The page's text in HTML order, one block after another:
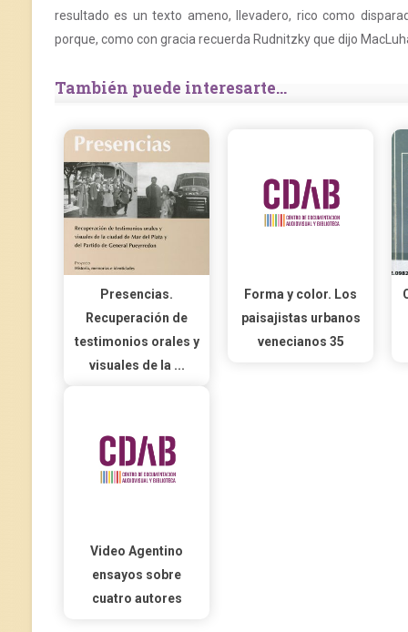
resultado es un texto ameno, llevadero, rico como
porque, como con gracia recuerda Rudnitzky que dijo
También puede interesarte...
Presencias.
Recuperación de
testimonios orales y
visuales de la ...
Forma y color. Los
paisajistas urbanos
venecianos 35
Video Agentino
ensayos sobre
cuatro autores